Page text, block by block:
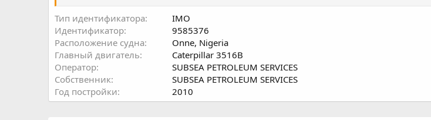
Flag: Vanuatu
Call Sign: YJQH3
MMSI: 576001000
Class: ABS
Builder Evergrow Shipbuilding LTD, China
DP system:
Тип идентификатора
IMO
Идентификатор
9585376
Расположение судна
Onne, Nigeria
Главный двигатель
Caterpillar 3516B
Оператор
SUBSEA PETROLEUM SERVICES
Собственник
SUBSEA PETROLEUM SERVICES
Год постройки
2010